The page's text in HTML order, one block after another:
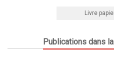
Livre
Publications dans